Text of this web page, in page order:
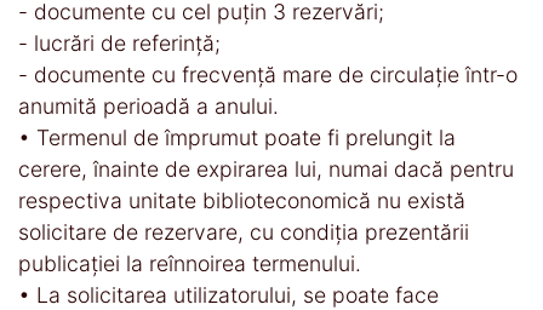
- documente cu cel puţin 3 rezervări;
- lucrări de referinţă;
- documente cu frecvenţă mare de circulaţie într-o
anumită perioadă a anului.
• Termenul de împrumut poate fi prelungit la
cerere, înainte de expirarea lui, numai dacă pentru
respectiva unitate biblioteconomică nu există
solicitare de rezervare, cu condiţia prezentării
publicaţiei la reînnoirea termenului.
• La solicitarea utilizatorului, se poate face